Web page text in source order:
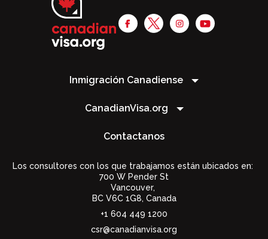
Inmigración Canadiense
CanadianVisa.org
Contactanos
Los consultores con los que trabajamos están ubicados en:
700 W Pender St
Vancouver,
BC V6C 1G8, Canada
+1 604 449 1200
csr@canadianvisa.org